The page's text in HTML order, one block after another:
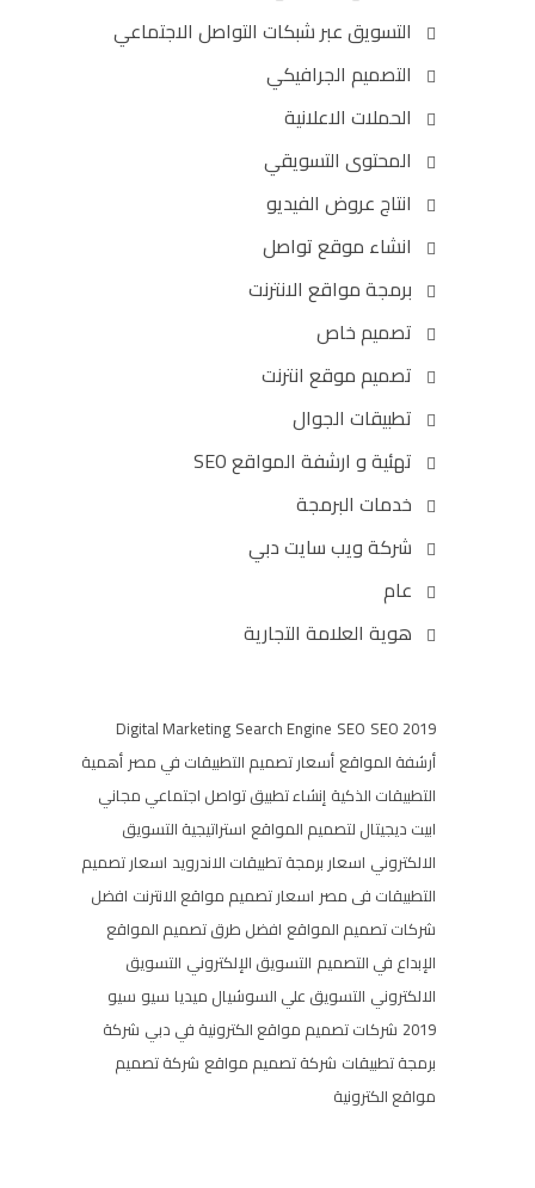
التسويق عبر شبكات التواصل الاجتماعي
التصميم الجرافيكي
الحملات الاعلانية
المحتوى التسويقي
انتاج عروض الفيديو
انشاء موقع تواصل
برمجة مواقع الانترنت
تصميم خاص
تصميم موقع انترنت
تطبيقات الجوال
تهئية و ارشفة المواقع SEO
خدمات البرمجة
شركة ويب سايت دبي
عام
هوية العلامة التجارية
Digital Marketing Search Engine SEO SEO 2019
أرشفة المواقع أسعار تصميم التطبيقات في مصر أهمية
التطبيقات الذكية إنشاء تطبيق تواصل اجتماعي مجاني
ابيت ديجيتال لتصميم المواقع استراتيجية التسويق
الالكتروني اسعار برمجة تطبيقات الاندرويد اسعار تصميم
التطبيقات فى مصر اسعار تصميم مواقع الانترنت افضل
شركات تصميم المواقع افضل طرق تصميم المواقع
الإبداع في التصميم التسويق الإلكتروني التسويق
الالكتروني التسويق علي السوشيال ميديا سيو سيو
2019 شركات تصميم مواقع الكترونية في دبي شركة
برمجة تطبيقات شركة تصميم مواقع شركة تصميم
مواقع الكترونية